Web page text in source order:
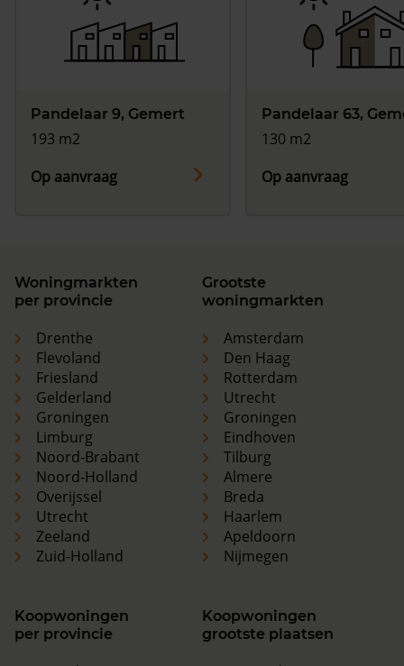
Pandelaar 9, Gemert
193 m2
Op aanvraag
Pandelaar 63,
130 m2
Op aanvraag
Woningmarkten
per provincie
Drenthe
Flevoland
Friesland
Gelderland
Groningen
Limburg
Noord-Brabant
Noord-Holland
Overijssel
Utrecht
Zeeland
Zuid-Holland
Grootste
woningmarkten
Amsterdam
Den Haag
Rotterdam
Utrecht
Groningen
Eindhoven
Tilburg
Almere
Breda
Haarlem
Apeldoorn
Nijmegen
Koopwoningen
per provincie
Koopwoningen
grootste plaatsen